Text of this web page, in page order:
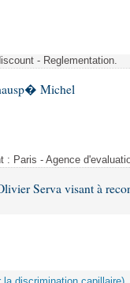
- Reglementation.
Michel
: Paris - Agence
Serva visant à